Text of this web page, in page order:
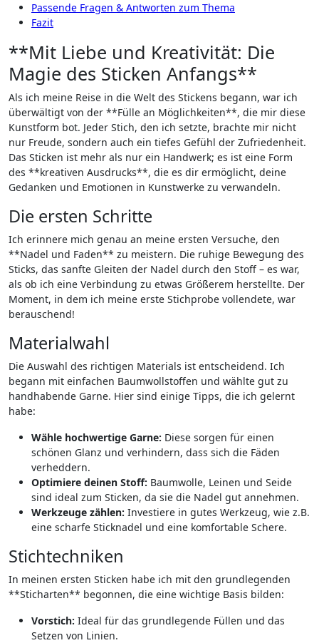
Passende Fragen & Antworten zum Thema
Fazit
**Mit ‌Liebe und Kreativität: Die
Magie des ​Sticken Anfangs**
Als ‌ich meine ‌Reise in die Welt des Stickens begann, war⁤ ich
überwältigt von der **Fülle an Möglichkeiten**, die mir diese
Kunstform bot. Jeder Stich, den ich setzte, brachte mir ‌nicht
nur Freude, sondern auch ein tiefes Gefühl der Zufriedenheit.
Das Sticken ist mehr als nur ein Handwerk; es ist eine‍ Form
des **kreativen Ausdrucks**, die es dir ermöglicht, deine
Gedanken und Emotionen in Kunstwerke ⁣zu verwandeln.
Die ersten Schritte
Ich erinnere mich genau an meine ersten Versuche, den
**Nadel und Faden** zu⁣ meistern. Die⁣ ruhige Bewegung ‍des
Sticks, das sanfte ‍Gleiten der Nadel ⁤durch den Stoff – es war,
als ob​ ich eine Verbindung zu etwas⁣ Größerem herstellte. Der⁣
Moment,⁣ in dem ich meine erste Stichprobe vollendete, war
berauschend!
Materialwahl
Die Auswahl des richtigen Materials ist entscheidend. Ich
begann ⁣mit einfachen Baumwollstoffen und wählte gut zu
handhabende Garne. Hier sind einige⁣ Tipps, die ​ich gelernt‍
habe:
Wähle hochwertige Garne: Diese sorgen für einen
schönen Glanz und verhindern, dass sich die Fäden
verheddern.
Optimiere deinen Stoff: Baumwolle, Leinen ​und Seide
sind ideal zum Sticken, da sie die Nadel gut⁢ annehmen.
Werkzeuge zählen: Investiere in gutes ‍Werkzeug, wie z.B.
eine scharfe Sticknadel und eine komfortable Schere.
Stichtechniken
In⁣ meinen ersten Sticken habe⁣ ich mit den grundlegenden
**Sticharten** begonnen, die eine wichtige Basis bilden:
Vorstich: Ideal für das grundlegende Füllen‍ und das
Setzen von⁢ Linien.